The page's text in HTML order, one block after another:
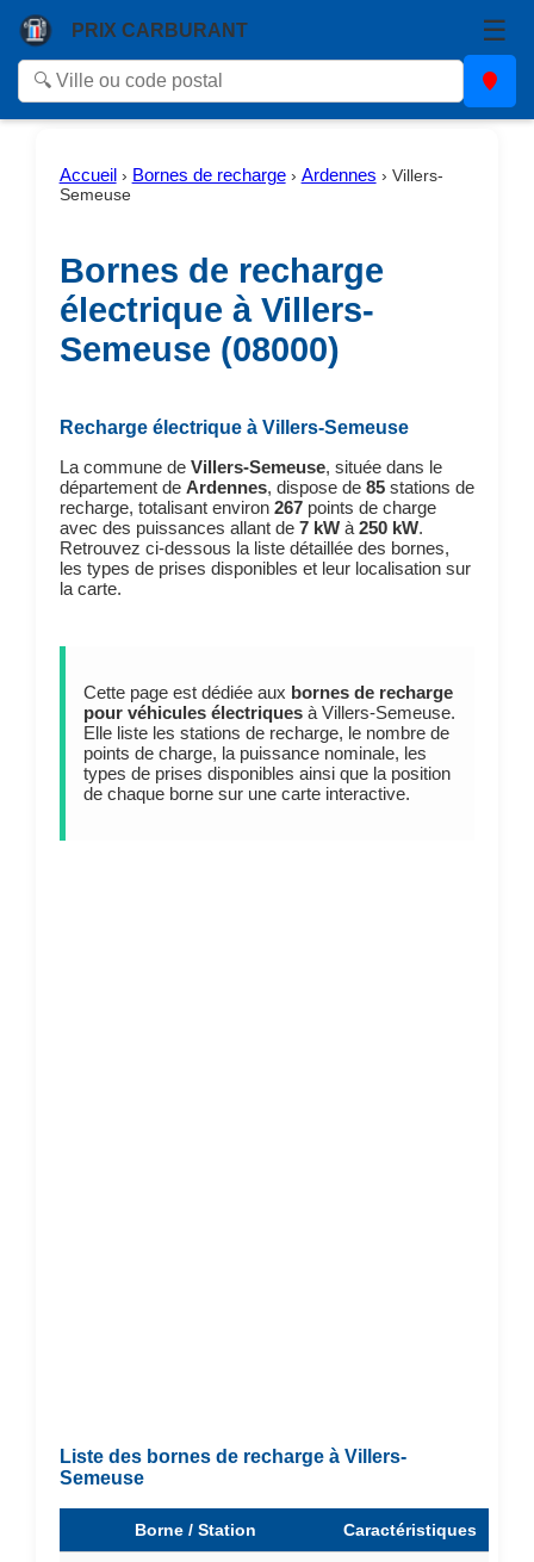
PRIX CARBURANT ☰
Accueil › Bornes de recharge› Ardennes › Villers-
Semeuse
Bornes de recharge
électrique à Villers-
Semeuse (08000)
Recharge électrique à Villers-Semeuse
La commune de Villers-Semeuse, située dans le
département de Ardennes, dispose de 85stations de
recharge, totalisant environ 267points de charge
avec des puissances allant de 7 kWà 250 kW.
Retrouvez ci-dessous la liste détaillée des bornes,
les types de prises disponibles et leur localisation sur
la carte.
Cette page est dédiée aux bornes de recharge
pour véhicules électriquesà Villers-Semeuse.
Elle liste les stations de recharge, le nombre de
points de charge, la puissance nominale, les
types de prises disponibles ainsi que la position
de chaque borne sur une carte interactive.
Liste des bornes de recharge à Villers-
Semeuse
Borne / Station Caractéristiques